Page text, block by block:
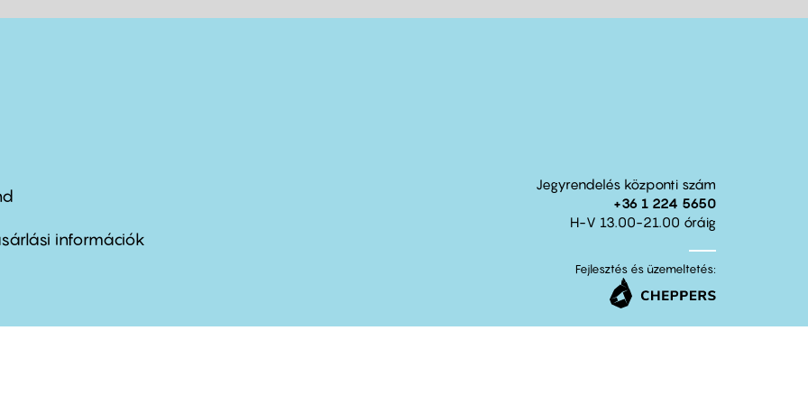
információk
Jegyrendelés központi szám
+36 1 224 5650
H-V 13.00-21.00 óráig
Fejlesztés és üzemeltetés: